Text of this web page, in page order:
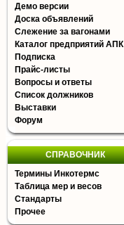
Демо версии
Доска объявлений
Слежение за вагонами
Каталог предприятий АПК
Подписка
Прайс-листы
Вопросы и ответы
Список должников
Выставки
Форум
СПРАВОЧНИК
Термины Инкотермс
Таблица мер и весов
Стандарты
Прочее